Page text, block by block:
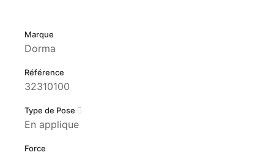
Marque
Dorma
Référence
32310100
Type de Pose
En applique
Force